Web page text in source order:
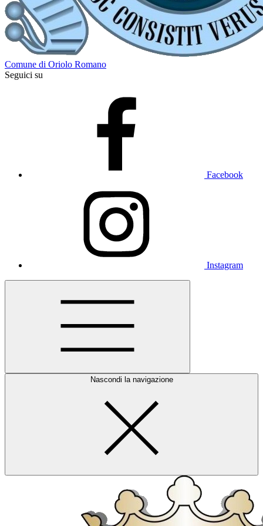
Comune di Oriolo Romano
Seguici su
Facebook
Instagram
Nascondi la navigazione